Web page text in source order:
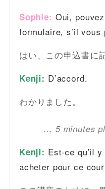
Sophie: Oui,
formulaire, s’il vous
はい、この申込書に
Kenji: D’accord.
わかりました。
… 5 minutes
Kenji: Est-ce qu’il
acheter pour ce